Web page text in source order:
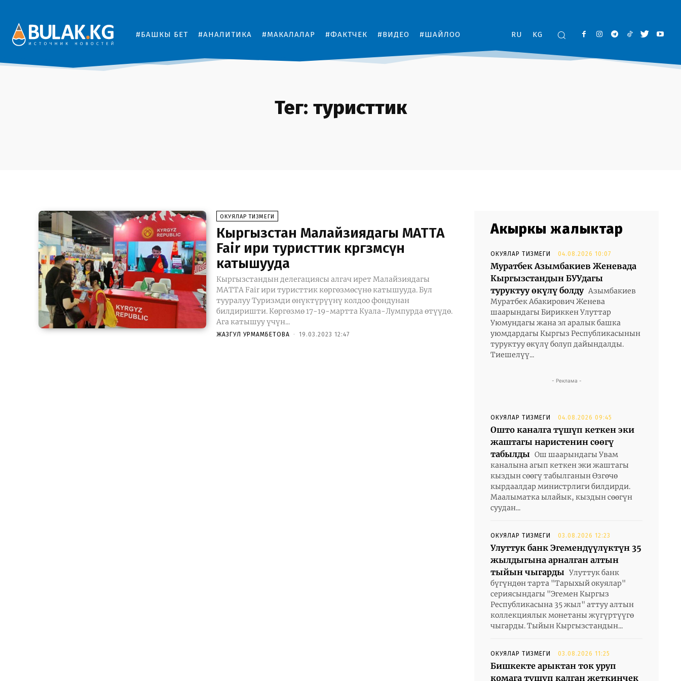
#БАШКЫ БЕТ #АНАЛИТИКА #МАКАЛАЛАР #ФАКТЧЕК #ВИДЕО #ШАЙЛОО RU KG
Тег: туристтик
ОКУЯЛАР ТИЗМЕГИ
Кыргызстан Малайзиядагы MATTA
Fair ири туристтик көргөзмөсүнө
катышууда
Кыргызстандын делегациясы алгач ирет Малайзиядагы
MATTA Fair ири туристтик көргөзмөсүнө катышууда. Бул
тууралуу Туризмди өнүктүрүүнү колдоо фондунан
билдиришти. Көргөзмө 17-19-мартта Куала-Лумпурда өтүүдө.
Ага катышуу үчүн...
ЖАЗГУЛ УРМАМБЕТОВА - 19.03.2023 12:47
Акыркы жаңлыктар
ОКУЯЛАР ТИЗМЕГИ 04.08.2026 10:07
Муратбек Азымбакиев Женевада
Кыргызстандын БУУдагы
туруктуу өкүлү болду Азымбакиев
Муратбек Абакирович Женева
шаарындагы Бириккен Улуттар
Уюмундагы жана эл аралык башка
уюмдардагы Кыргыз Республикасынын
туруктуу өкүлү болуп дайындалды.
Тиешелүү...
- Реклама -
ОКУЯЛАР ТИЗМЕГИ 04.08.2026 09:45
Ошто каналга түшүп кеткен эки
жаштагы наристенин сөөгү
табылды Ош шаарындагы Увам
каналына агып кеткен эки жаштагы
кыздын сөөгү табылганын Өзгөчө
кырдаалдар министрлиги билдирди.
Маалыматка ылайык, кыздын сөөгүн
суудан...
ОКУЯЛАР ТИЗМЕГИ 03.08.2026 12:23
Улуттук банк Эгемендүүлүктүн 35
жылдыгына арналган алтын
тыйын чыгарды Улуттук банк
бүгүндөн тарта "Тарыхый окуялар"
сериясындагы "Эгемен Кыргыз
Республикасына 35 жыл" аттуу алтын
коллекциялык монетаны жүгүртүүгө
чыгарды. Тыйын Кыргызстандын...
ОКУЯЛАР ТИЗМЕГИ 03.08.2026 11:25
Бишкекте арыктан ток уруп
комага түшүп калган жеткинчек